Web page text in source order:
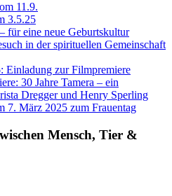
11.9.
3.5.25
für eine neue Geburtskultur
in der spirituellen Gemeinschaft
Einladung zur Filmpremiere
30 Jahre Tamera – ein
Dregger und Henry Sperling
7. März 2025 zum Frauentag
Mensch, Tier &